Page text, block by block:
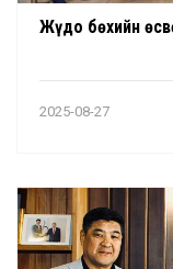
Жүдо бөхийн
2025-08-27